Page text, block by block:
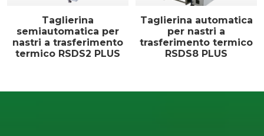
Taglierina
semiautomatica per
nastri a trasferimento
termico RSDS2 PLUS
Taglierina automatica
per nastri a
trasferimento termico
RSDS8 PLUS